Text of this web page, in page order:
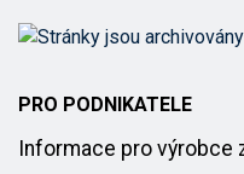
PRO PODNIKATELE
Informace pro výrobce